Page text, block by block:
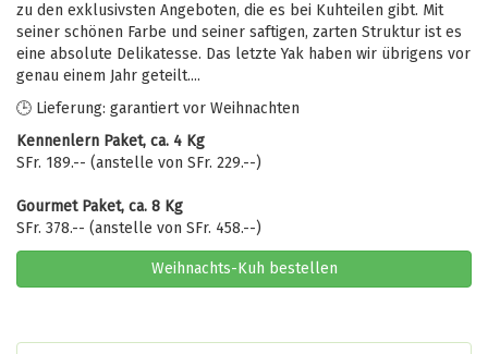
zu den exklusivsten Angeboten, die es bei Kuhteilen gibt. Mit
seiner schönen Farbe und seiner saftigen, zarten Struktur ist es
eine absolute Delikatesse. Das letzte Yak haben wir übrigens vor
genau einem Jahr geteilt....
🕒 Lieferung: garantiert vor Weihnachten
Kennenlern Paket, ca. 4 Kg
SFr. 189.-- (anstelle von SFr. 229.--)
Gourmet Paket, ca. 8 Kg
SFr. 378.-- (anstelle von SFr. 458.--)
Weihnachts-Kuh bestellen